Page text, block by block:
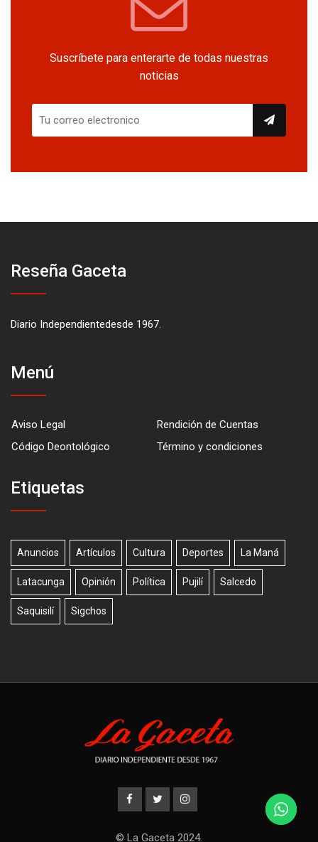
Suscríbete para enterarte de todas nuestras
noticias
Reseña Gaceta
Diario Independientedesde 1967.
Menú
Aviso Legal
Rendición de Cuentas
Código Deontológico
Término y condiciones
Etiquetas
Anuncios Artículos Cultura Deportes La Maná
Latacunga Opinión Política Pujilí Salcedo
Saquisilí Sigchos
© La Gaceta 2024.